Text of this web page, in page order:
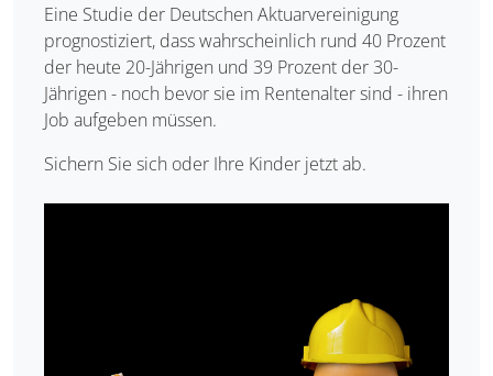
Eine Studie der Deutschen Aktuarvereinigung
prognostiziert, dass wahrscheinlich rund 40 Prozent
der heute 20-Jährigen und 39 Prozent der 30-
Jährigen - noch bevor sie im Rentenalter sind - ihren
Job aufgeben müssen.
Sichern Sie sich oder Ihre Kinder jetzt ab.